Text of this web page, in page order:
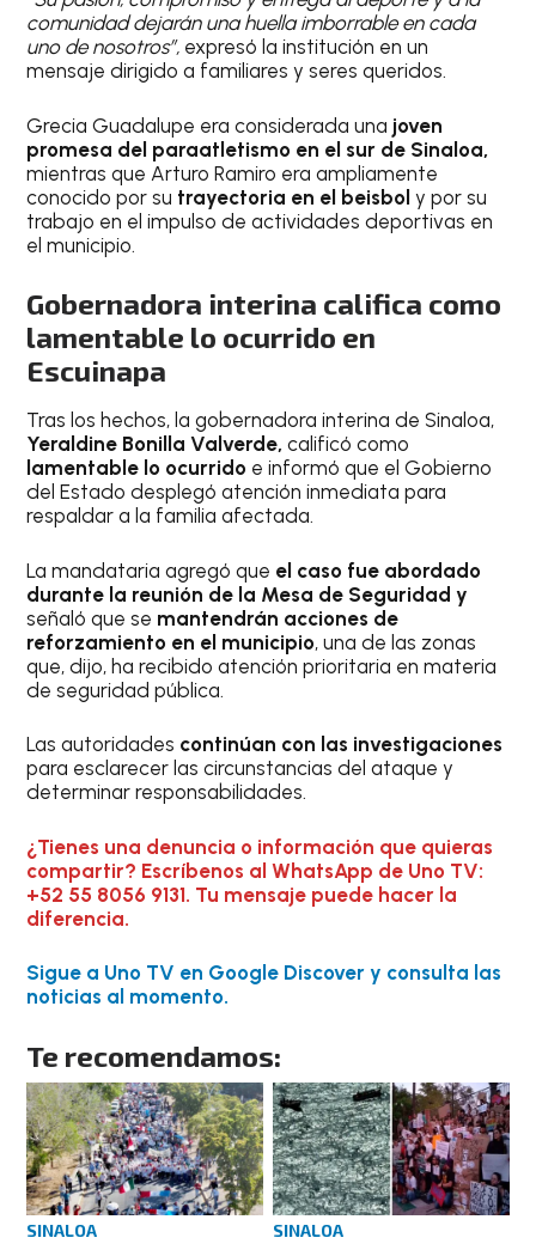
comunidad dejarán una huella imborrable en cada
uno de nosotros”, expresó la institución en un
mensaje dirigido a familiares y seres queridos.
Grecia Guadalupe era considerada una joven
promesa del paraatletismo en el sur de Sinaloa,
mientras que Arturo Ramiro era ampliamente
conocido por su trayectoria en el beisboly por su
trabajo en el impulso de actividades deportivas en
el municipio.
Gobernadora interina califica como
lamentable lo ocurrido en
Escuinapa
Tras los hechos, la gobernadora interina de Sinaloa,
Yeraldine Bonilla Valverde,calificó como
lamentable lo ocurrido e informó que el Gobierno
del Estado desplegó atención inmediata para
respaldar a la familia afectada.
La mandataria agregó que el caso fue abordado
durante la reunión de la Mesa de Seguridad y
señaló que se mantendrán acciones de
reforzamiento en el municipio, una de las zonas
que, dijo, ha recibido atención prioritaria en materia
de seguridad pública.
Las autoridades continúan con las investigaciones
para esclarecer las circunstancias del ataque y
determinar responsabilidades.
¿Tienes una denuncia o información que quieras
compartir? Escríbenos al WhatsApp de Uno TV:
+52 55 8056 9131. Tu mensaje puede hacer la
diferencia.
Sigue a Uno TV en Google Discover y consulta las
noticias al momento.
Te recomendamos:
SINALOA
SINALOA